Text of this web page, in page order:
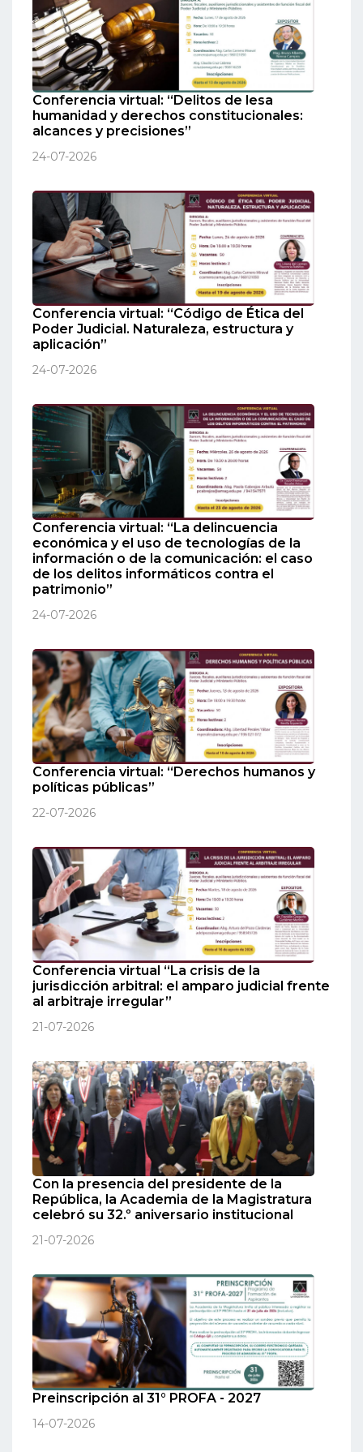
Conferencia virtual: “Delitos de lesa
humanidad y derechos constitucionales:
alcances y precisiones”
24-07-2026
Conferencia virtual: “Código de Ética del
Poder Judicial. Naturaleza, estructura y
aplicación”
24-07-2026
Conferencia virtual: “La delincuencia
económica y el uso de tecnologías de la
información o de la comunicación: el caso
de los delitos informáticos contra el
patrimonio”
24-07-2026
Conferencia virtual: “Derechos humanos y
políticas públicas”
22-07-2026
Conferencia virtual “La crisis de la
jurisdicción arbitral: el amparo judicial frente
al arbitraje irregular”
21-07-2026
Con la presencia del presidente de la
República, la Academia de la Magistratura
celebró su 32.º aniversario institucional
21-07-2026
Preinscripción al 31° PROFA - 2027
14-07-2026